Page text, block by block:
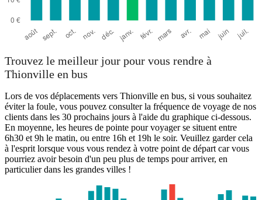
Trouvez le meilleur jour pour vous rendre à
Thionville en bus
Lors de vos déplacements vers Thionville en bus, si vous souhaitez
éviter la foule, vous pouvez consulter la fréquence de voyage de nos
clients dans les 30 prochains jours à l'aide du graphique ci-dessous.
En moyenne, les heures de pointe pour voyager se situent entre
6h30 et 9h le matin, ou entre 16h et 19h le soir. Veuillez garder cela
à l'esprit lorsque vous vous rendez à votre point de départ car vous
pourriez avoir besoin d'un peu plus de temps pour arriver, en
particulier dans les grandes villes !